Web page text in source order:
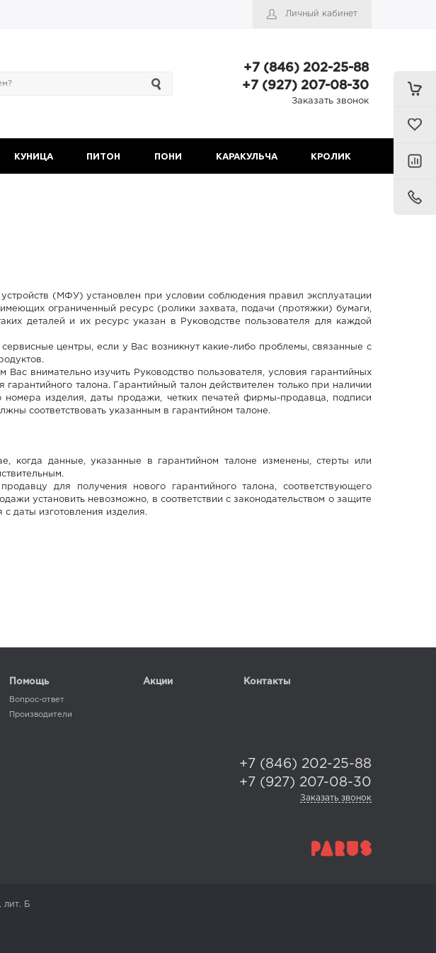
Личный кабинет
+7 (846) 202-25-88
+7 (927) 207-08-30
Заказать звонок
КУНИЦА ПИТОН ПОНИ КАРАКУЛЬЧА КРОЛИК
(МФУ) установлен при условии соблюдения правил эксплуатации
ограниченный ресурс (ролики захвата, подачи (протяжки) бумаги,
деталей и их ресурс указан в Руководстве пользователя для каждой
центры, если у Вас возникнут какие-либо проблемы, связанные с
внимательно изучить Руководство пользователя, условия гарантийных
гарантийного талона. Гарантийный талон действителен только при наличии
номера изделия, даты продажи, четких печатей фирмы-продавца, подписи
соответствовать указанным в гарантийном талоне.
когда данные, указанные в гарантийном талоне изменены, стерты или
для получения нового гарантийного талона, соответствующего
установить невозможно, в соответствии с законодательством о защите
с даты изготовления изделия.
Помощь
Вопрос-ответ
Производители
Акции Контакты
+7 (846) 202-25-88
+7 (927) 207-08-30
Заказать звонок
лит. Б